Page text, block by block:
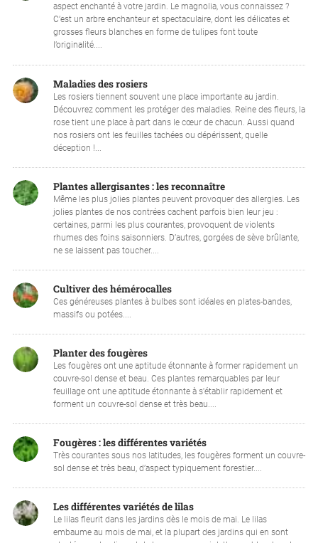
aspect enchanté à votre jardin. Le magnolia, vous connaissez ?
C’est un arbre enchanteur et spectaculaire, dont les délicates et
grosses fleurs blanches en forme de tulipes font toute
l’originalité....
Maladies des rosiers
Les rosiers tiennent souvent une place importante au jardin.
Découvrez comment les protéger des maladies. Reine des fleurs, la
rose tient une place à part dans le cœur de chacun. Aussi quand
nos rosiers ont les feuilles tachées ou dépérissent, quelle
déception !...
Plantes allergisantes : les reconnaître
Même les plus jolies plantes peuvent provoquer des allergies. Les
jolies plantes de nos contrées cachent parfois bien leur jeu :
certaines, parmi les plus courantes, provoquent de violents
rhumes des foins saisonniers. D’autres, gorgées de sève brûlante,
ne se laissent pas toucher....
Cultiver des hémérocalles
Ces généreuses plantes à bulbes sont idéales en plates-bandes,
massifs ou potées....
Planter des fougères
Les fougères ont une aptitude étonnante à former rapidement un
couvre-sol dense et beau. Ces plantes remarquables par leur
feuillage ont une aptitude étonnante à s'établir rapidement et
forment un couvre-sol dense et très beau....
Fougères : les différentes variétés
Très courantes sous nos latitudes, les fougères forment un couvre-
sol dense et très beau, d’aspect typiquement forestier....
Les différentes variétés de lilas
Le lilas fleurit dans les jardins dès le mois de mai. Le lilas
embaume au mois de mai, et la plupart des jardins qui en sont